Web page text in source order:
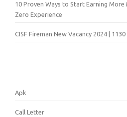
10 Proven Ways to Start Earning
Zero Experience
CISF Fireman New Vacancy 2024 |
Apk
Call Letter